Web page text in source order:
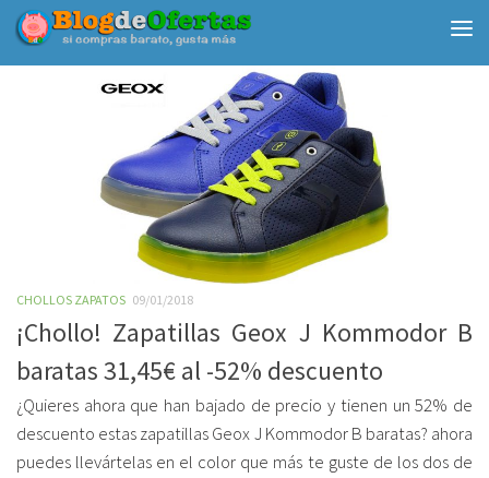
Debajo del contenido
CHOLLOS ZAPATOS 09/01/2018
¡Chollo! Zapatillas Geox J Kommodor B
baratas 31,45€ al -52% descuento
¿Quieres ahora que han bajado de precio y tienen un 52% de
descuento estas zapatillas Geox J Kommodor B baratas? ahora
puedes llevártelas en el color que más te guste de los dos de